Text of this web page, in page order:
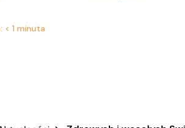
< 1 minuta